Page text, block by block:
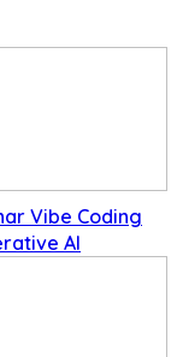
Vibe Coding
AI